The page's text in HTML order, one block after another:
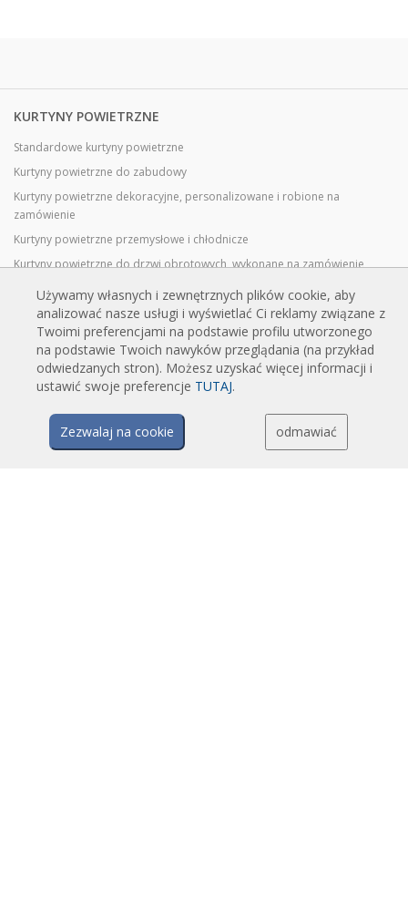
KURTYNY POWIETRZNE
Standardowe kurtyny powietrzne
Kurtyny powietrzne do zabudowy
Kurtyny powietrzne dekoracyjne, personalizowane i robione na
zamówienie
Kurtyny powietrzne przemysłowe i chłodnicze
Kurtyny powietrzne do drzwi obrotowych, wykonane na zamówienie
Kurtyny powietrzne z ochroną przed owadami
Energooszczędne kurtyny powietrzne pompy ciepła
Kurtyny powietrzne z systemem dezynfekcji i oczyszczania
Opłacalne i ekonomiczne kurtyny powietrzne
TECHNOLOGIA
Czym jest kurtyna powietrzna?
Używamy własnych i zewnętrznych plików cookie, aby
analizować nasze usługi i wyświetlać Ci reklamy związane z
Twoimi preferencjami na podstawie profilu utworzonego
na podstawie Twoich nawyków przeglądania (na przykład
odwiedzanych stron). Możesz uzyskać więcej informacji i
ustawić swoje preferencje TUTAJ.
Zezwalaj na cookie odmawiać